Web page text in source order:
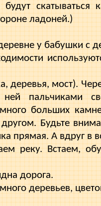
скатываться
ладоней.)
у бабушки с
деревья, мост).
пальчиками
больших
Будьте
прямая. А вдруг в
реку. Встаем,
дорога.
деревьев,